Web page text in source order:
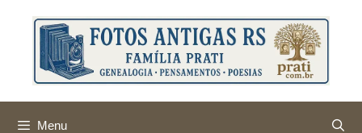
conteúdo
Menu